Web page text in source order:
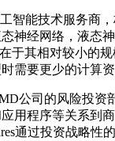
能技术服务商，
神经网络，液态
于其相对较小的规
需要更少的计算资
公司的风险投资
用程序等关系到
通过投资战略性